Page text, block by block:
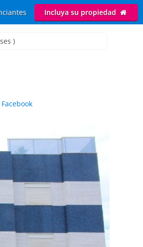
Incluya su propiedad
)